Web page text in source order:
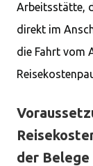
Arbeitsstätte,
direkt im
die Fahrt vom
der Belege